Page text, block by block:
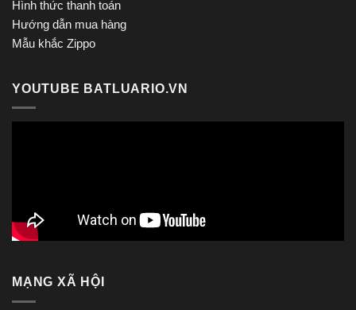
Hình thức thanh toán
Hướng dẫn mua hàng
Mẫu khắc Zippo
YOUTUBE BATLUARIO.VN
MẠNG XÃ HỘI